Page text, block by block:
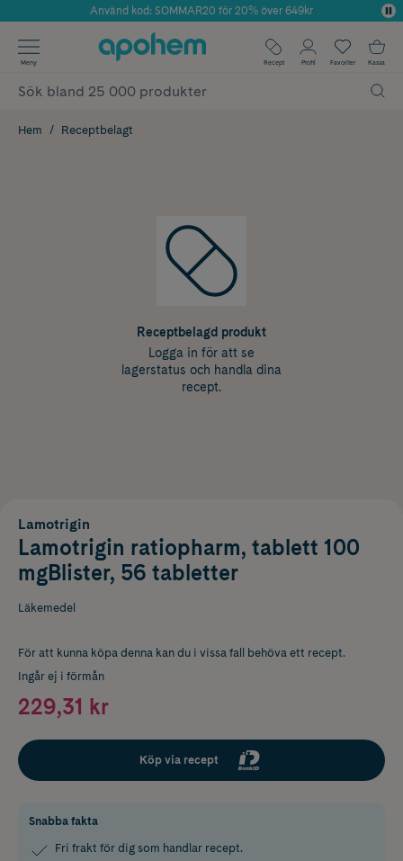
Årets Butik 2025 inom Skönhet
Använd kod: SOMMAR20 för 20% över 649kr
✓ Fri frakt
✓ Poäng på alla köp*
Meny Recept Profil Favoriter Kassa
Hem Receptbelagt
Receptbelagd produkt
Logga in för att se
lagerstatus och handla dina
recept.
Lamotrigin
Lamotrigin ratiopharm, tablett 100
mgBlister, 56 tabletter
Läkemedel
För att kunna köpa denna kan du i vissa fall behöva ett recept.
Ingår ej i förmån
229,31 kr
Köp via recept
Snabba fakta
Fri frakt för dig som handlar recept.